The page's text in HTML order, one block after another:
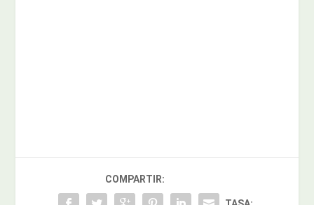
COMPARTIR: